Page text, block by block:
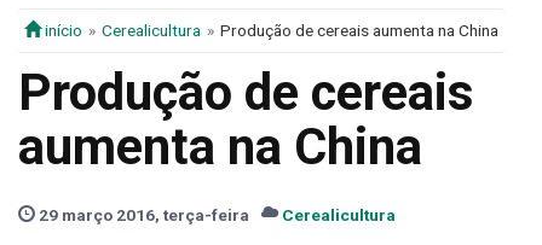
início Cerealicultura Produção de cereais aumenta na China
Produção de cereais
aumenta na China
29 março 2016, terça-feira Cerealicultura